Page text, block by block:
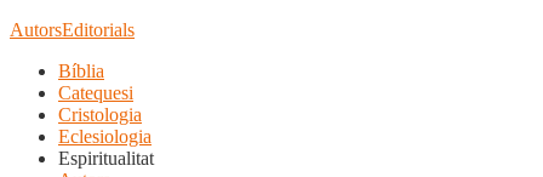
AutorsEditorials
Bíblia
Catequesi
Cristologia
Eclesiologia
Espiritualitat